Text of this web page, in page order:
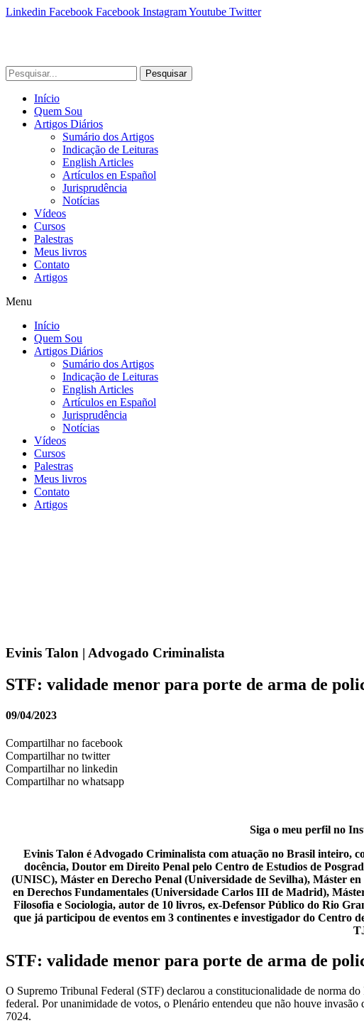
Linkedin Facebook Facebook InstagramYoutube Twitter
Pesquisar
Início
Quem Sou
Artigos Diários
Sumário dos Artigos
Indicação de Leituras
English Articles
Artículos en Español
Jurisprudência
Notícias
Vídeos
Cursos
Palestras
Meus livros
Contato
Artigos
Menu
Início
Quem Sou
Artigos Diários
Sumário dos Artigos
Indicação de Leituras
English Articles
Artículos en Español
Jurisprudência
Notícias
Vídeos
Cursos
Palestras
Meus livros
Contato
Artigos
Evinis Talon | Advogado Criminalista
STF: validade menor para porte de arma de
09/04/2023
Compartilhar no facebook
Compartilhar no twitter
Compartilhar no linkedin
Compartilhar no whatsapp
Siga o meu perfil no
Evinis Talon é Advogado Criminalista com atuação no Brasil inteiro,
docência, Doutor em Direito Penal pelo Centro de Estudios de
(UNISC), Máster en Derecho Penal (Universidade de Sevilha), Máster
en Derechos Fundamentales (Universidade Carlos III de Madrid),
Filosofia e Sociologia, autor de 10 livros, ex-Defensor Público do Rio
que já participou de eventos em 3 continentes e investigador do
STF: validade menor para porte de arma de
O Supremo Tribunal Federal (STF) declarou a constitucionalidade de norma
federal. Por unanimidade de votos, o Plenário entendeu que não houve
7024.